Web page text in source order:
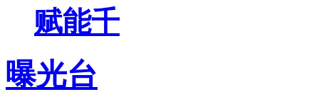
赋能千
曝光台